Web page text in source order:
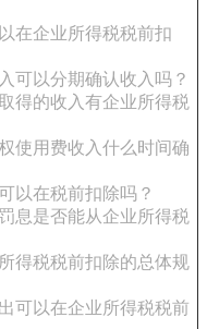
在企业所得税税前扣
可以分期确认收入吗？
得的收入有企业所得税
使用费收入什么时间确
以在税前扣除吗？
息是否能从企业所得税
得税税前扣除的总体规
可以在企业所得税税前